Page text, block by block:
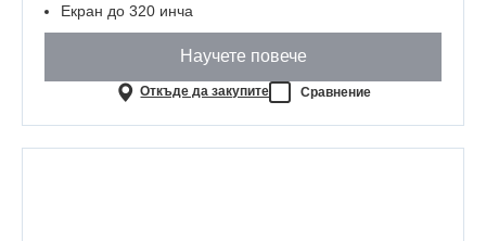
Екран до 320 инча
Научете повече
Откъде да закупите Сравнение